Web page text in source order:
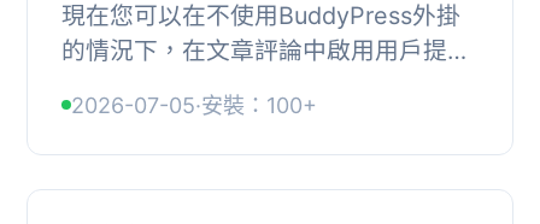
現在您可以在不使用BuddyPress外掛
的情況下，在文章評論中啟用用戶提及
網站上啟用提及的用戶非常有用。, 本
外掛的功能是...
2026-07-05·安裝：100+